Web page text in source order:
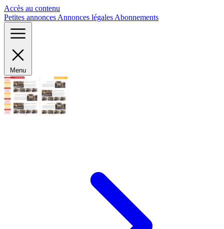
Accès au contenu
Petites annonces Annonces légales Abonnements
Menu
Panneau de gestion des cookies